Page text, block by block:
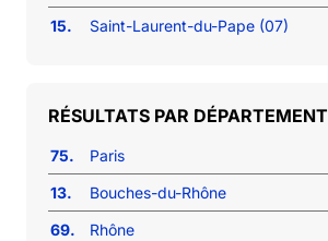
15.
Saint-Laurent-du-Pape (07)
RÉSULTATS PAR DÉPARTEMENT
75.
Paris
13.
Bouches-du-Rhône
69.
Rhône